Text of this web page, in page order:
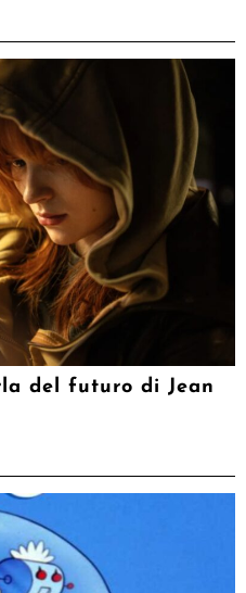
del futuro di Jean